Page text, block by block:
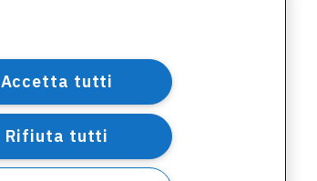
Accetta tutti
Rifiuta tutti